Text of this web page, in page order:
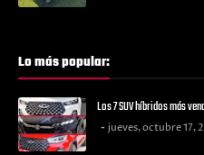
Lo más popular:
Los 7 SUV híbridos más
jueves, octubre 17,